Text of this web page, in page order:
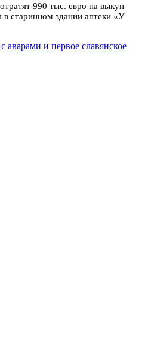
990 тыс. евро на выкуп
в старинном здании аптеки «У
аварами и первое славянское